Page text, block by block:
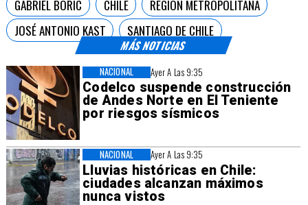
MÁS NOTICIAS
Ayer A Las 9:35
Codelco suspende construcción
de Andes Norte en El Teniente
por riesgos sísmicos
NACIONAL
Ayer A Las 9:35
Lluvias históricas en Chile:
ciudades alcanzan máximos
nunca vistos
NACIONAL
GABRIEL BORIC CHILE
REGIÓN METROPOLITANA
JOSÉ ANTONIO KAST
SANTIAGO DE CHILE